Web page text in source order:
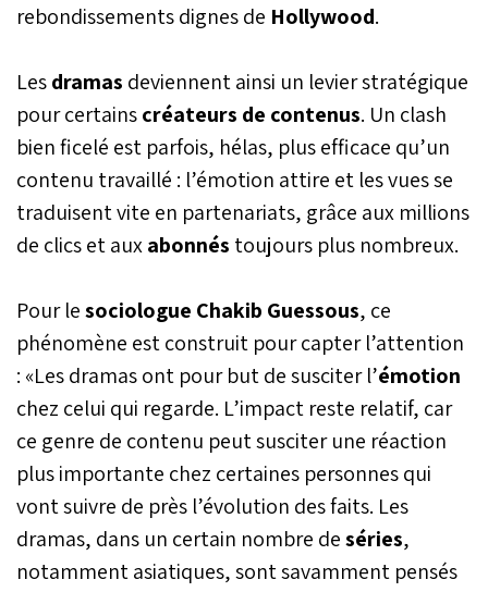
rebondissements dignes de Hollywood.
Lesdramas deviennent ainsi un levier stratégique
pour certainscréateurs de contenus. Un clash
bien ficelé est parfois, hélas, plus efficace qu’un
contenu travaillé : l’émotion attire et les vues se
traduisent vite en partenariats, grâce aux millions
de clics et auxabonnés toujours plus nombreux.
Pour lesociologue Chakib Guessous, ce
phénomène est construit pour capter l’attention
: «Les dramas ont pour but de susciter l’émotion
chez celui qui regarde. L’impact reste relatif, car
ce genre de contenu peut susciter une réaction
plus importante chez certaines personnes qui
vont suivre de près l’évolution des faits. Les
dramas, dans un certain nombre deséries,
notamment asiatiques, sont savamment pensés